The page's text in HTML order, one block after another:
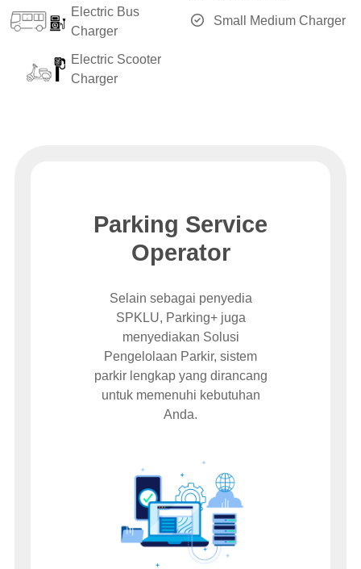
Electric Bus
Charger
Electric Scooter
Charger
Small Medium Charger
Parking Service
Operator
Selain sebagai penyedia
SPKLU, Parking+ juga
menyediakan Solusi
Pengelolaan Parkir, sistem
parkir lengkap yang dirancang
untuk memenuhi kebutuhan
Anda.